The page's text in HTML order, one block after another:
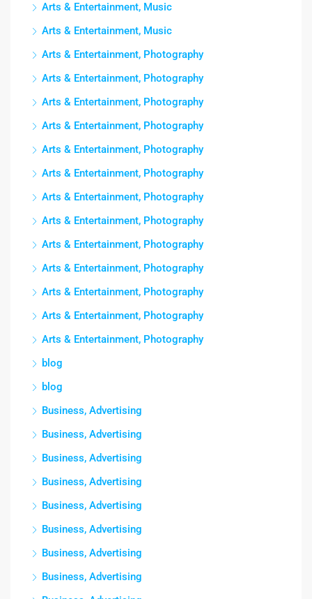
Arts & Entertainment, Music
Arts & Entertainment, Music
Arts & Entertainment, Photography
Arts & Entertainment, Photography
Arts & Entertainment, Photography
Arts & Entertainment, Photography
Arts & Entertainment, Photography
Arts & Entertainment, Photography
Arts & Entertainment, Photography
Arts & Entertainment, Photography
Arts & Entertainment, Photography
Arts & Entertainment, Photography
Arts & Entertainment, Photography
Arts & Entertainment, Photography
Arts & Entertainment, Photography
blog
blog
Business, Advertising
Business, Advertising
Business, Advertising
Business, Advertising
Business, Advertising
Business, Advertising
Business, Advertising
Business, Advertising